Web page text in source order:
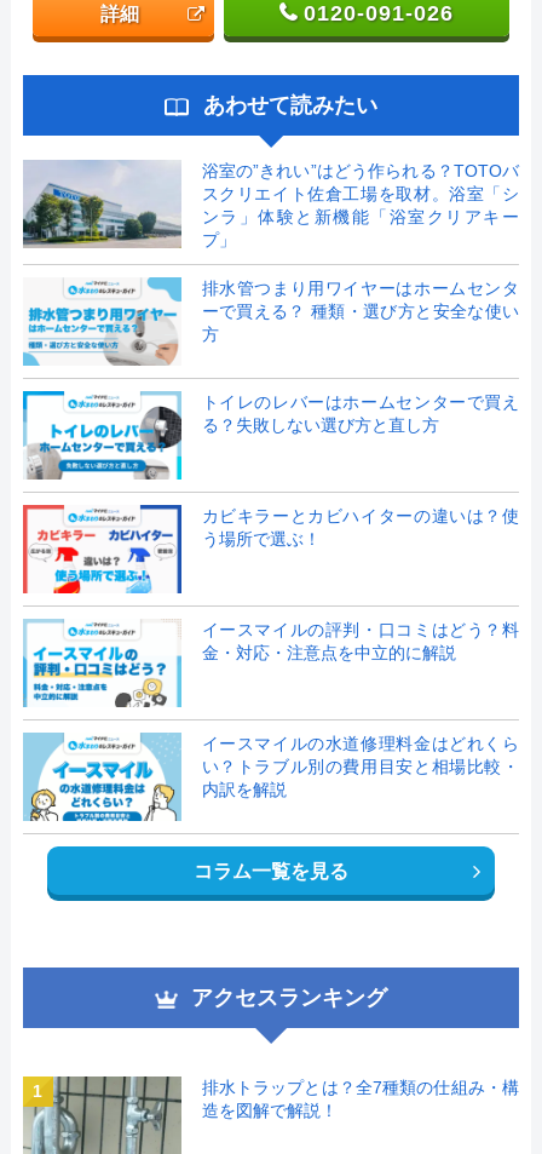
詳細 0120-091-026
あわせて読みたい
浴室の”きれい”はどう作られる？TOTOバ
スクリエイト佐倉工場を取材。浴室「シ
ンラ」体験と新機能「浴室クリアキー
プ」
排水管つまり用ワイヤーはホームセンタ
ーで買える？ 種類・選び方と安全な使い
方
トイレのレバーはホームセンターで買え
る？失敗しない選び方と直し方
カビキラーとカビハイターの違いは？使
う場所で選ぶ！
イースマイルの評判・口コミはどう？料
金・対応・注意点を中立的に解説
イースマイルの水道修理料金はどれくら
い？トラブル別の費用目安と相場比較・
内訳を解説
コラム一覧を見る
アクセスランキング
1
排水トラップとは？全7種類の仕組み・構
造を図解で解説！